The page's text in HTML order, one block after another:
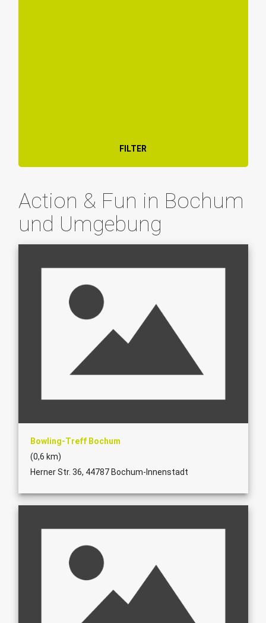
FILTER
Action & Fun in Bochum
und Umgebung
Bowling-Treff Bochum
(0,6 km)
Herner Str. 36, 44787 Bochum-Innenstadt